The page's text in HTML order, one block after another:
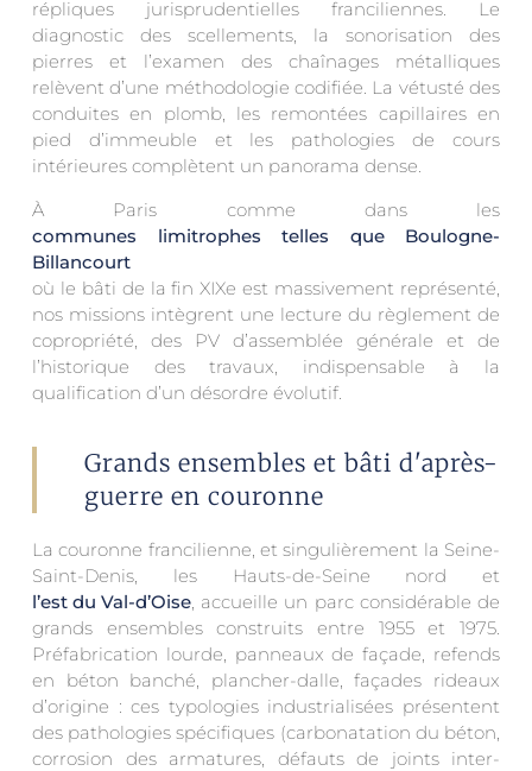
répliques jurisprudentielles franciliennes. Le
diagnostic des scellements, la sonorisation des
pierres et l’examen des chaînages métalliques
relèvent d’une méthodologie codifiée. La vétusté des
conduites en plomb, les remontées capillaires en
pied d’immeuble et les pathologies de cours
intérieures complètent un panorama dense.
À Paris comme dans les
communes limitrophes telles que Boulogne-
Billancourt
où le bâti de la fin XIXe est massivement représenté,
nos missions intègrent une lecture du règlement de
copropriété, des PV d’assemblée générale et de
l’historique des travaux, indispensable à la
qualification d’un désordre évolutif.
Grands ensembles et bâti d'après-
guerre en couronne
La couronne francilienne, et singulièrement la Seine-
Saint-Denis, les Hauts-de-Seine nord et
l’est du Val-d’Oise, accueille un parc considérable de
grands ensembles construits entre 1955 et 1975.
Préfabrication lourde, panneaux de façade, refends
en béton banché, plancher-dalle, façades rideaux
d’origine : ces typologies industrialisées présentent
des pathologies spécifiques (carbonatation du béton,
corrosion des armatures, défauts de joints inter-